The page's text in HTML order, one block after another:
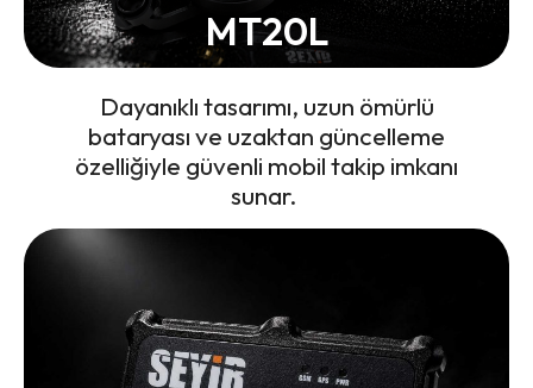
MT20L
Dayanıklı tasarımı, uzun ömürlü
bataryası ve uzaktan güncelleme
özelliğiyle güvenli mobil takip imkanı
sunar.